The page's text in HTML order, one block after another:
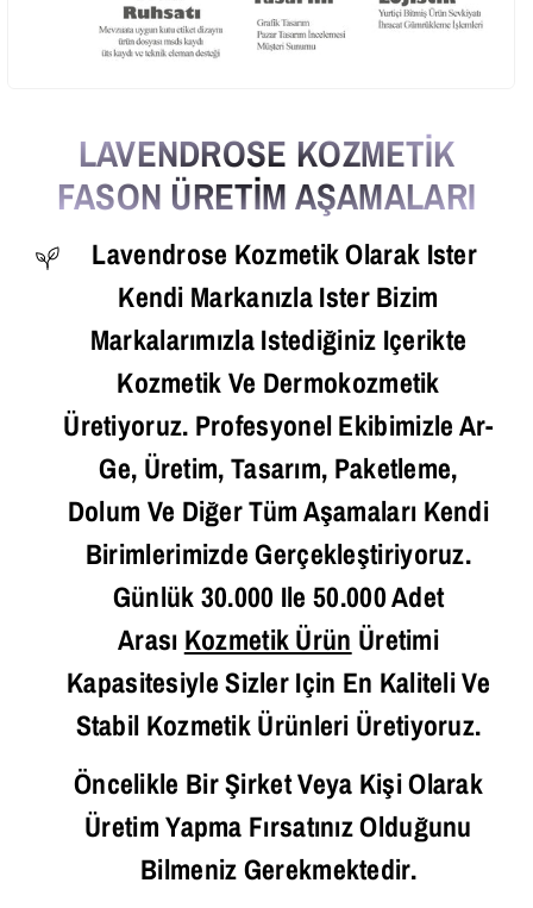
LAVENDROSE KOZMETİK
FASON ÜRETİM AŞAMALARI
Lavendrose Kozmetik Olarak Ister
Kendi Markanızla Ister Bizim
Markalarımızla Istediğiniz Içerikte
Kozmetik Ve Dermokozmetik
Üretiyoruz. Profesyonel Ekibimizle Ar-
Ge, Üretim, Tasarım, Paketleme,
Dolum Ve Diğer Tüm Aşamaları Kendi
Birimlerimizde Gerçekleştiriyoruz.
Günlük 30.000 Ile 50.000 Adet
Arası Kozmetik Ürün Üretimi
Kapasitesiyle Sizler Için En Kaliteli Ve
Stabil Kozmetik Ürünleri Üretiyoruz.
Öncelikle Bir Şirket Veya Kişi Olarak
Üretim Yapma Fırsatınız Olduğunu
Bilmeniz Gerekmektedir.